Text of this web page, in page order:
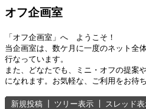
オフ企画室
「オフ企画室」へ ようこそ！
当企画室は、数ケ月に一度のネット全
行なっています。
また、どなたでも、ミニ・オフの提案
になれます。お気軽な、ご利用をお待ち
新規投稿 ツリー表示 スレッド